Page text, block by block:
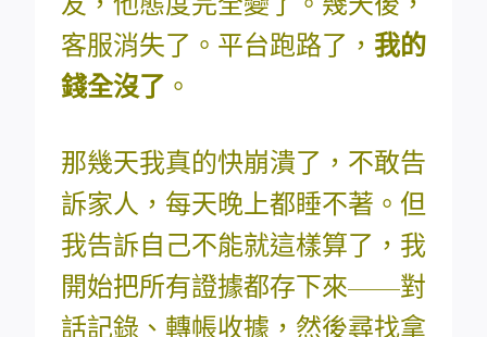
客服消失了。平台跑路了， 我的
錢全沒了 。
那幾天我真的快崩潰了，不敢告
訴家人，每天晚上都睡不著。但
我告訴自己不能就這樣算了，我
開始把所有證據都存下來——對
話記錄、轉帳收據，然後尋找拿